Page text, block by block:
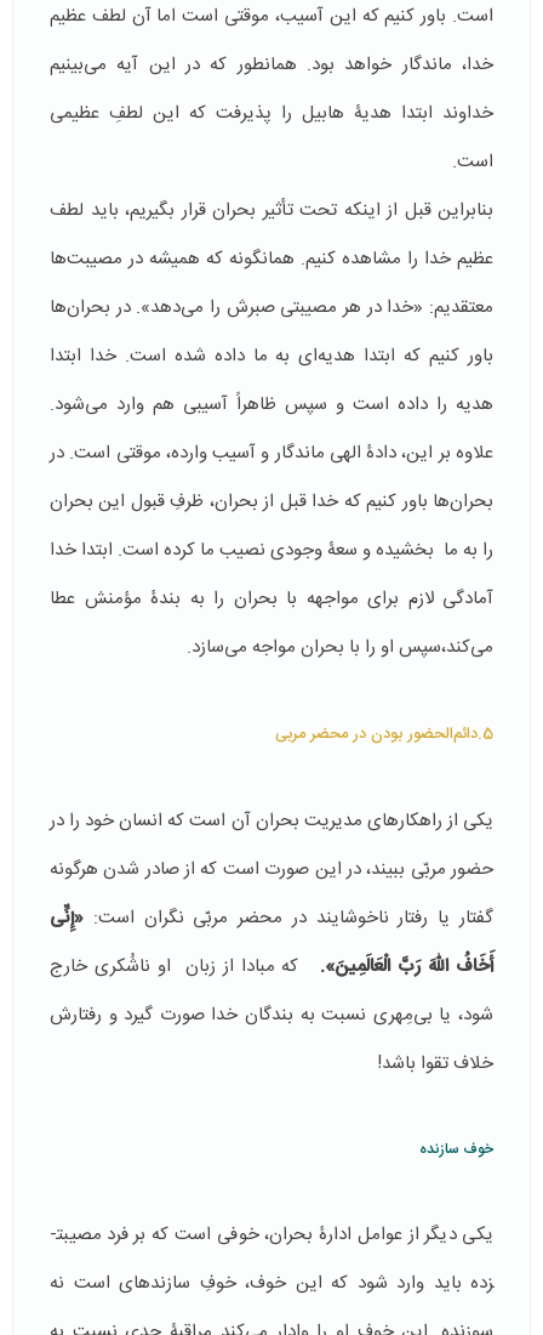
است. باور کنیم که این آسیب، موقتی است اما آن لطف عظیم
خدا، ماندگار خواهد بود. همانطور که در این آیه می‌­بینیم
خداوند ابتدا هدیۀ هابیل را پذیرفت که این لطفِ عظیمی
است.
بنابراین قبل از اینکه تحت تأثیر بحران قرار بگیریم، باید لطف
عظیم خدا را مشاهده کنیم. همانگونه که همیشه در مصیبت‌ها
معتقدیم: «خدا در هر مصیبتی صبرش را می‌دهد». در بحران‌ها
باور کنیم که ابتدا هدیه‌ای به ما داده شده است. خدا ابتدا
هدیه را داده است و سپس ظاهراً آسیبی هم وارد می‌شود.
علاوه بر این، دادۀ الهی ماندگار و آسیب وارده، موقتی است. در
بحران‌ها باور کنیم که خدا قبل از بحران، ظرفِ قبول این بحران
را به ما بخشیده و سعۀ وجودی نصیب ما کرده است. ابتدا خدا
آمادگی لازم برای مواجهه با بحران را به بندۀ مؤمنش عطا
می‌کند،سپس او را با بحران مواجه می‌سازد.
5.دائم‌الحضور بودن در محضر مربی
یکی از راهکارهای مدیریت بحران آن است که انسان خود را در
حضور مربّی ببیند، در این صورت است که از صادر شدن هرگونه
گفتار یا رفتار ناخوشایند در محضر مربّی نگران است: «إِنِّی
أَخَافُ اللّهَ رَبَّ الْعَالَمِينَ».
که مبادا از زبان او ناشُکری خارج
شود، یا بی‌مِهری نسبت به بندگان خدا صورت گیرد و رفتارش
خلاف تقوا باشد!
خوف سازنده
یکی دیگر از عوامل ادارۀ بحران، خوفی است که بر فرد مصیبت­
زده باید وارد شود که این خوف، خوفِ سازنده­ای است نه